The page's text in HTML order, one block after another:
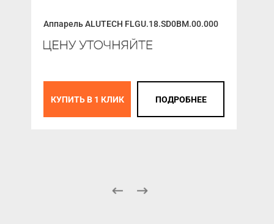
Аппарель ALUTECH FLGU.18.SD0BM.00.000
КУПИТЬ В 1 КЛИК ПОДРОБНЕЕ